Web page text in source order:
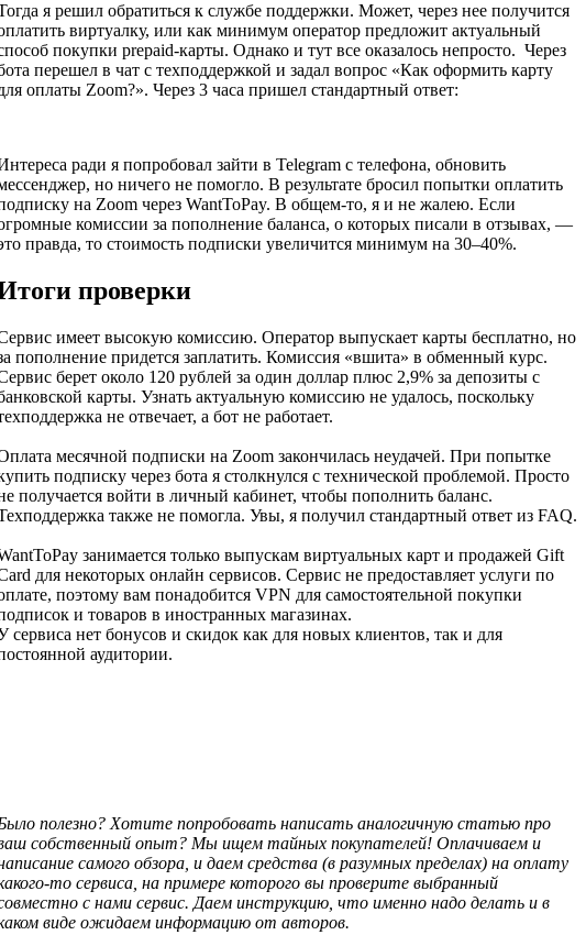
я решил обратиться к службе поддержки. Может, через нее получится
виртуалку, или как минимум оператор предложит актуальный
покупки prepaid-карты. Однако и тут все оказалось непросто. Через
перешел в чат с техподдержкой и задал вопрос «Как оформить карту
оплаты Zoom?». Через 3 часа пришел стандартный ответ:
ради я попробовал зайти в Telegram с телефона, обновить
но ничего не помогло. В результате бросил попытки оплатить
на Zoom через WantToPay. В общем-то, я и не жалею. Если
комиссии за пополнение баланса, о которых писали в отзывах, —
правда, то стоимость подписки увеличится минимум на 30–40%.
проверки
имеет высокую комиссию. Оператор выпускает карты бесплатно, но
пополнение придется заплатить. Комиссия «вшита» в обменный курс.
берет около 120 рублей за один доллар плюс 2,9% за депозиты с
карты. Узнать актуальную комиссию не удалось, поскольку
не отвечает, а бот не работает.
месячной подписки на Zoom закончилась неудачей. При попытке
подписку через бота я столкнулся с технической проблемой. Просто
получается войти в личный кабинет, чтобы пополнить баланс.
также не помогла. Увы, я получил стандартный ответ из FAQ.
занимается только выпускам виртуальных карт и продажей Gift
для некоторых онлайн сервисов. Сервис не предоставляет услуги по
поэтому вам понадобится VPN для самостоятельной покупки
и товаров в иностранных магазинах.
сервиса нет бонусов и скидок как для новых клиентов, так и для
аудитории.
полезно? Хотите попробовать написать аналогичную статью про
собственный опыт? Мы ищем тайных покупателей! Оплачиваем и
самого обзора, и даем средства (в разумных пределах) на оплату
то сервиса, на примере которого вы проверите выбранный
с нами сервис. Даем инструкцию, что именно надо делать и в
виде ожидаем информацию от авторов.